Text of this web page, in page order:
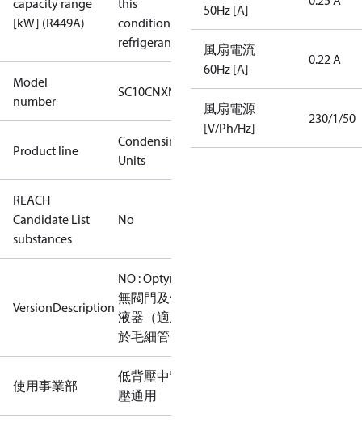
capacity range
[kW] (R449A)
this
condition /
refrigerant
Model
number
SC10CNXN0
Product line
Condensing
Units
REACH
Candidate List
substances
No
VersionDescription
NO : Optyma
無閥門及儲
液器（適用
於毛細管）
使用事業部
低背壓中背
壓通用
50Hz [A]
風扇電流
60Hz [A]
0.22 A
風扇電源
[V/Ph/Hz]
230/1/50